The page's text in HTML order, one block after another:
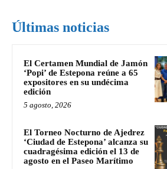
Últimas noticias
El Certamen Mundial de Jamón
‘Popi’ de Estepona reúne a 65
expositores en su undécima
edición
5 agosto, 2026
El Torneo Nocturno de Ajedrez
‘Ciudad de Estepona’ alcanza su
cuadragésima edición el 13 de
agosto en el Paseo Marítimo